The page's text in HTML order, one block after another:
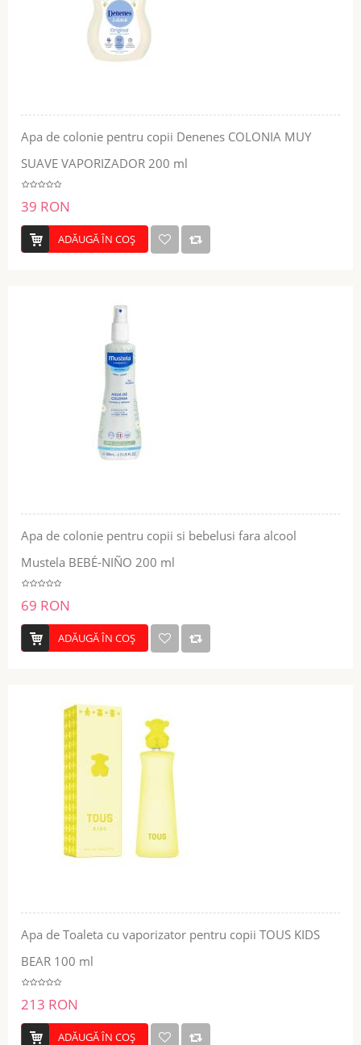
Apa de colonie pentru copii Denenes COLONIA MUY
SUAVE VAPORIZADOR 200 ml
39 RON
ADĂUGĂ ÎN COŞ
Apa de colonie pentru copii si bebelusi fara alcool
Mustela BEBÉ-NIÑO 200 ml
69 RON
ADĂUGĂ ÎN COŞ
Apa de Toaleta cu vaporizator pentru copii TOUS KIDS
BEAR 100 ml
213 RON
ADĂUGĂ ÎN COŞ